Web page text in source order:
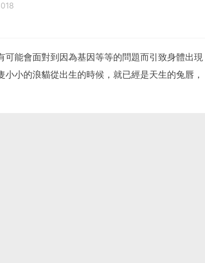
能會面對到因為基因等等的問題而引致身體出現
小的浪貓從出生的時候，就已經是天生的兔唇，